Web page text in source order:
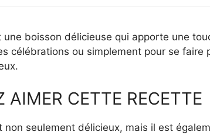
boisson délicieuse qui apporte une
célébrations ou simplement pour se faire
AIMER CETTE RECETTE
seulement délicieux, mais il est